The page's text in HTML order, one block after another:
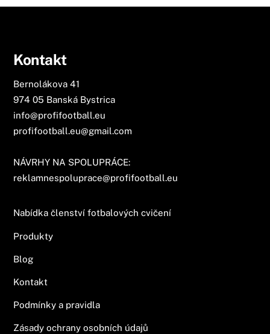
Kontakt
Bernolákova 41
974 05 Banská Bystrica
info@profifootball.eu
profifootball.eu@gmail.com
NÁVRHY NA SPOLUPRÁCE:
reklamnespoluprace@profifootball.eu
Nabídka členství fotbalových cvičení
Produkty
Blog
Kontakt
Podmínky a pravidla
Zásady ochrany osobních údajů